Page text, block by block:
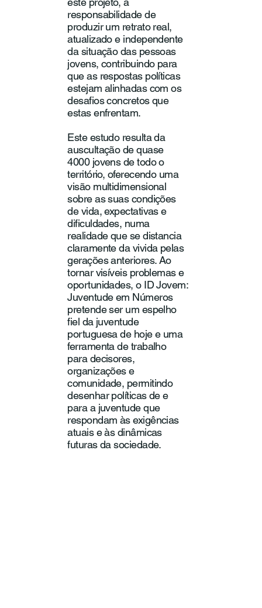
responsabilidade de
produzir um retrato real,
atualizado e independente
da situação das pessoas
jovens, contribuindo para
que as respostas políticas
estejam alinhadas com os
desafios concretos que
estas enfrentam.
Este estudo resulta da
auscultação de quase
4000 jovens de todo o
território, oferecendo uma
visão multidimensional
sobre as suas condições
de vida, expectativas e
dificuldades, numa
realidade que se distancia
claramente da vivida pelas
gerações anteriores. Ao
tornar visíveis problemas e
oportunidades, o ID Jovem:
Juventude em Números
pretende ser um espelho
fiel da juventude
portuguesa de hoje e uma
ferramenta de trabalho
para decisores,
organizações e
comunidade, permitindo
desenhar políticas de e
para a juventude que
respondam às exigências
atuais e às dinâmicas
futuras da sociedade.